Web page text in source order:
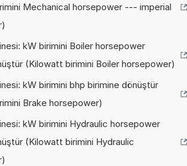
Mechanical horsepower --- imperial
kW birimini Boiler horsepower
(Kilowatt birimini Boiler horsepower)
kW birimini bhp birimine dönüştür
Brake horsepower)
kW birimini Hydraulic horsepower
(Kilowatt birimini Hydraulic